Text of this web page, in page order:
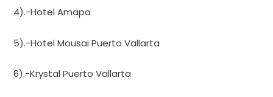
4).-Hotel Amapa
5).-Hotel Mousai Puerto Vallarta
6).-Krystal Puerto Vallarta